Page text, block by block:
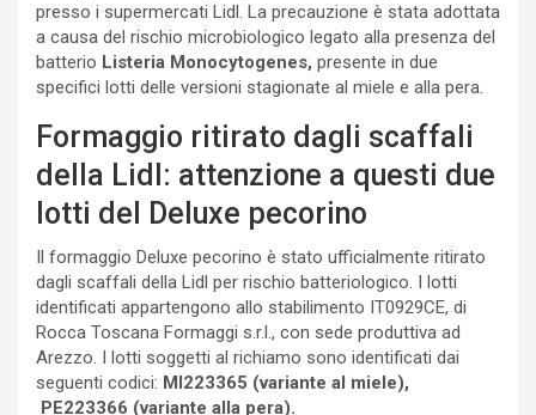
presso i supermercati Lidl. La precauzione è stata adottata
a causa del rischio microbiologico legato alla presenza del
batterio Listeria Monocytogenes, presente in due
specifici lotti delle versioni stagionate al miele e alla pera.
Formaggio ritirato dagli scaffali
della Lidl: attenzione a questi due
lotti del Deluxe pecorino
Il formaggio Deluxe pecorino è stato ufficialmente ritirato
dagli scaffali della Lidl per rischio batteriologico. I lotti
identificati appartengono allo stabilimento IT0929CE, di
Rocca Toscana Formaggi s.r.l., con sede produttiva ad
Arezzo. I lotti soggetti al richiamo sono identificati dai
seguenti codici: MI223365 (variante al miele),
PE223366 (variante alla pera).